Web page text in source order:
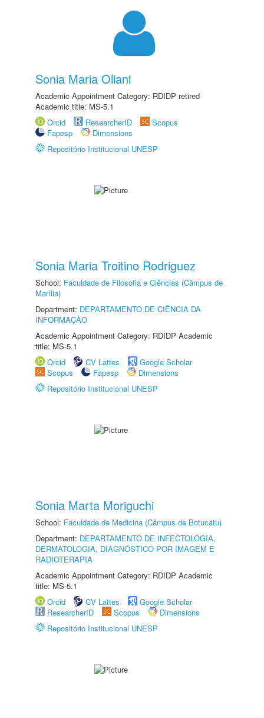
Sonia Maria Oliani
Academic Appointment Category: RDIDP retired
Academic title: MS-5.1
Orcid
ResearcherID
Scopus
Fapesp
Dimensions
Repositório Institucional UNESP
Sonia Maria Troitino Rodriguez
School: Faculdade de Filosofia e Ciências (Câmpus de
Marília)
Department: DEPARTAMENTO DE CIÊNCIA DA
INFORMAÇÃO
Academic Appointment Category: RDIDP Academic
title: MS-5.1
Orcid
CV Lattes
Google Scholar
Scopus
Fapesp
Dimensions
Repositório Institucional UNESP
Sonia Marta Moriguchi
School: Faculdade de Medicina (Câmpus de Botucatu)
Department: DEPARTAMENTO DE INFECTOLOGIA,
DERMATOLOGIA, DIAGNÓSTICO POR IMAGEM E
RADIOTERAPIA
Academic Appointment Category: RDIDP Academic
title: MS-5.1
Orcid
CV Lattes
Google Scholar
ResearcherID
Scopus
Dimensions
Repositório Institucional UNESP